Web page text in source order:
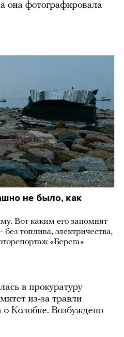
она фотографировала
не было, как
Вот каким его запомнят
топлива, электричества,
«Берега»
в прокуратуру
из-за травли
Колобке. Возбуждено